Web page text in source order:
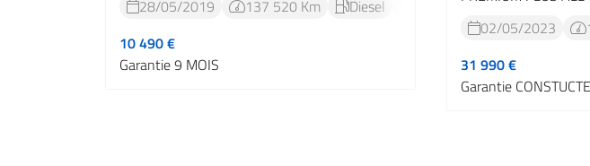
28/05/2019 137 520 Km Diesel
Manuelle
10 490 €
Garantie 9 MOIS
02/05/2023 
31 990 €
Garantie